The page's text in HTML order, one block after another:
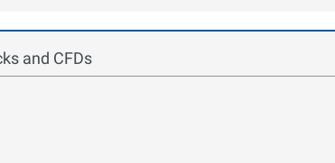
and CFDs